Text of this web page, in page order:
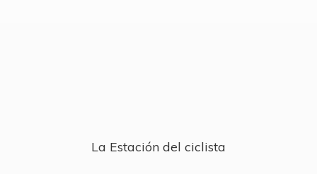
La Estación del ciclista